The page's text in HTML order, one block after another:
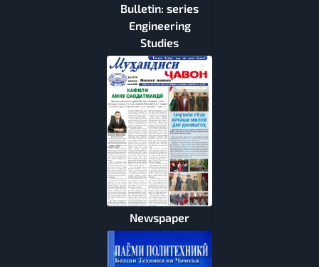
Bulletin: series
Engineering
Studies
Newspaper